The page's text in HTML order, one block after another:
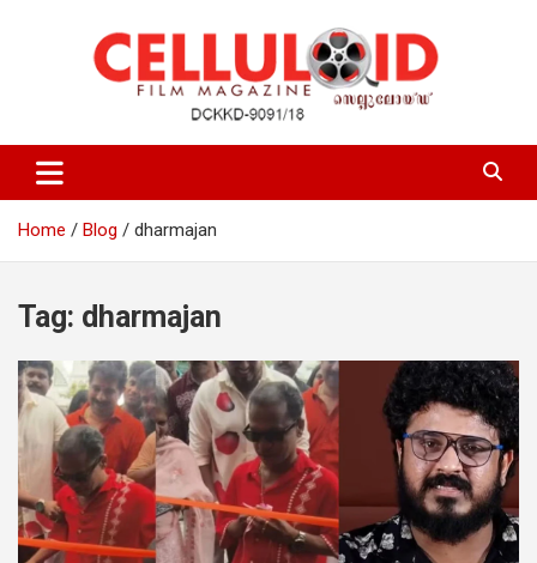
celluloid
Home Blog dharmajan
Tag: dharmajan